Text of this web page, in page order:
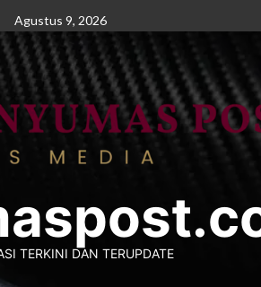
Agustus 9, 2026
TERKINI DAN TERUPDATE